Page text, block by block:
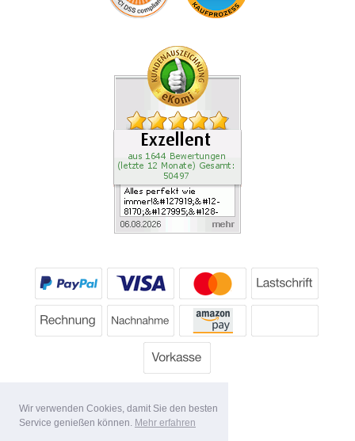
Wir verwenden Cookies, damit Sie den besten
Service genießen können. Mehr erfahren